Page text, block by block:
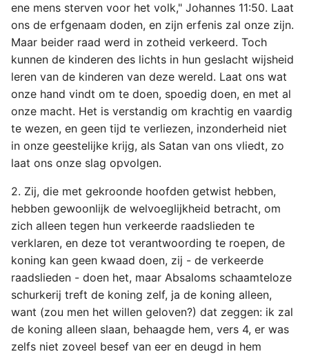
ene mens sterven voor het volk," Johannes 11:50. Laat
ons de erfgenaam doden, en zijn erfenis zal onze zijn.
Maar beider raad werd in zotheid verkeerd. Toch
kunnen de kinderen des lichts in hun geslacht wijsheid
leren van de kinderen van deze wereld. Laat ons wat
onze hand vindt om te doen, spoedig doen, en met al
onze macht. Het is verstandig om krachtig en vaardig
te wezen, en geen tijd te verliezen, inzonderheid niet
in onze geestelijke krijg, als Satan van ons vliedt, zo
laat ons onze slag opvolgen.
2. Zij, die met gekroonde hoofden getwist hebben,
hebben gewoonlijk de welvoeglijkheid betracht, om
zich alleen tegen hun verkeerde raadslieden te
verklaren, en deze tot verantwoording te roepen, de
koning kan geen kwaad doen, zij - de verkeerde
raadslieden - doen het, maar Absaloms schaamteloze
schurkerij treft de koning zelf, ja de koning alleen,
want (zou men het willen geloven?) dat zeggen: ik zal
de koning alleen slaan, behaagde hem, vers 4, er was
zelfs niet zoveel besef van eer en deugd in hem